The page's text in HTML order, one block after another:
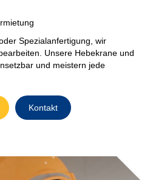
Spezialanfertigung, wir
Unsere Hebekrane und
und meistern jede
Kontakt